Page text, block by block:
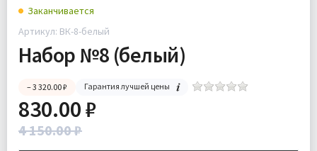
Заканчивается
Артикул: ВК-8-белый
Набор №8 (белый)
– 3 320.00 ₽ Гарантия лучшей цены
830.00 ₽
4 150.00 ₽